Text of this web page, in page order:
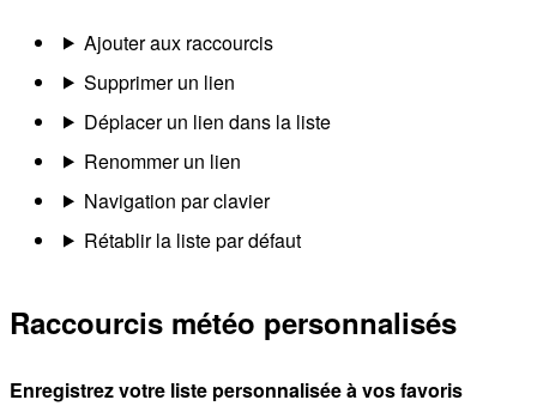
Ajouter aux raccourcis
Supprimer un lien
Déplacer un lien dans la liste
Renommer un lien
Navigation par clavier
Rétablir la liste par défaut
Raccourcis météo personnalisés
Enregistrez votre liste personnalisée à vos favoris